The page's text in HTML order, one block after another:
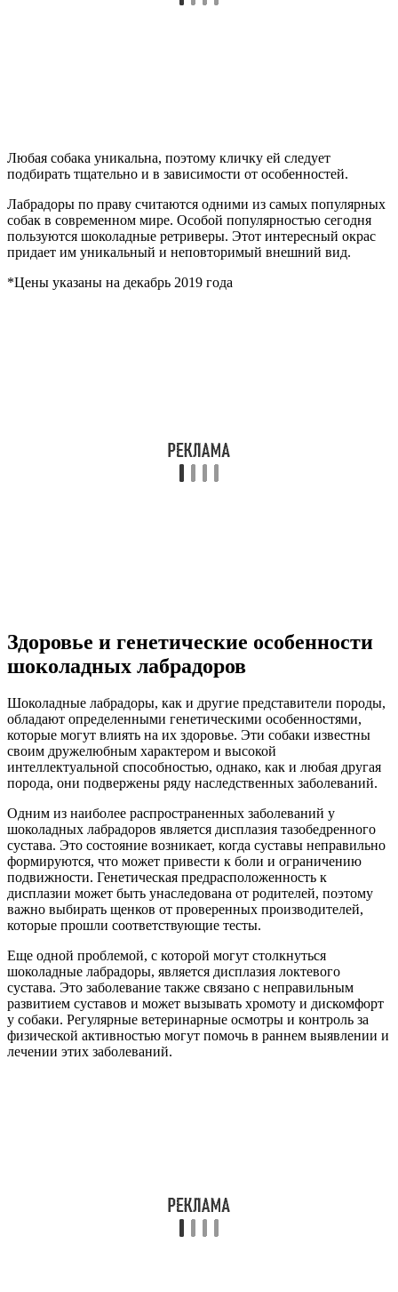
Любая собака уникальна, поэтому кличку ей следует
подбирать тщательно и в зависимости от особенностей.
Лабрадоры по праву считаются одними из самых популярных
собак в современном мире. Особой популярностью сегодня
пользуются шоколадные ретриверы. Этот интересный окрас
придает им уникальный и неповторимый внешний вид.
*Цены указаны на декабрь 2019 года
Здоровье и генетические особенности
шоколадных лабрадоров
Шоколадные лабрадоры, как и другие представители породы,
обладают определенными генетическими особенностями,
которые могут влиять на их здоровье. Эти собаки известны
своим дружелюбным характером и высокой
интеллектуальной способностью, однако, как и любая другая
порода, они подвержены ряду наследственных заболеваний.
Одним из наиболее распространенных заболеваний у
шоколадных лабрадоров является дисплазия тазобедренного
сустава. Это состояние возникает, когда суставы неправильно
формируются, что может привести к боли и ограничению
подвижности. Генетическая предрасположенность к
дисплазии может быть унаследована от родителей, поэтому
важно выбирать щенков от проверенных производителей,
которые прошли соответствующие тесты.
Еще одной проблемой, с которой могут столкнуться
шоколадные лабрадоры, является дисплазия локтевого
сустава. Это заболевание также связано с неправильным
развитием суставов и может вызывать хромоту и дискомфорт
у собаки. Регулярные ветеринарные осмотры и контроль за
физической активностью могут помочь в раннем выявлении и
лечении этих заболеваний.